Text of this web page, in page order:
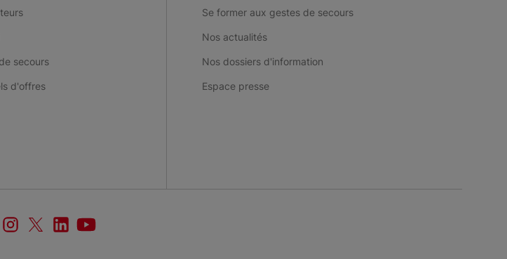
secours
d'offres
Se former aux gestes de secours
Nos actualités
Nos dossiers d'information
Espace presse
instagram
twitterlinkedinyoutube